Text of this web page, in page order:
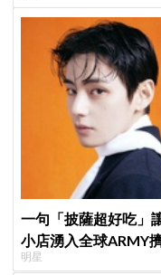
一句「披薩超好吃」
小店湧入全球ARMY
明星